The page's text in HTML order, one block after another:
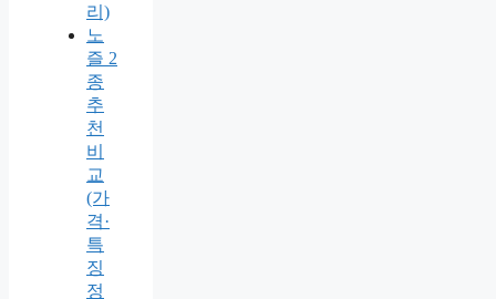
리)
노
즐 2
종
추
천
비
교
(가
격·
특
징
정